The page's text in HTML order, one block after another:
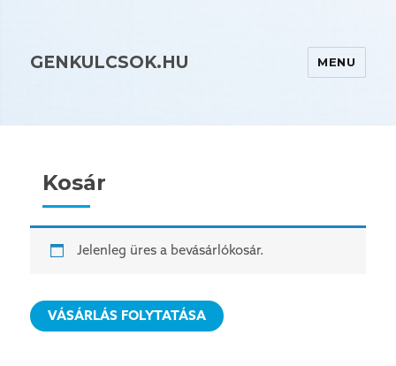
GENKULCSOK.HU MENU
Kosár
Jelenleg üres a bevásárlókosár.
VÁSÁRLÁS FOLYTATÁSA